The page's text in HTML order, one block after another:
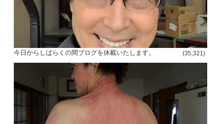
今日からしばらくの間ブログを休載いたします。 (35,321)